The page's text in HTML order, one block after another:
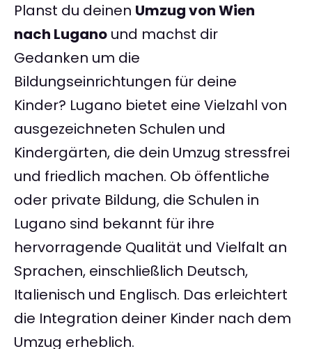
Planst du deinen Umzug von Wien
nach Lugano und machst dir
Gedanken um die
Bildungseinrichtungen für deine
Kinder? Lugano bietet eine Vielzahl von
ausgezeichneten Schulen und
Kindergärten, die dein Umzug stressfrei
und friedlich machen. Ob öffentliche
oder private Bildung, die Schulen in
Lugano sind bekannt für ihre
hervorragende Qualität und Vielfalt an
Sprachen, einschließlich Deutsch,
Italienisch und Englisch. Das erleichtert
die Integration deiner Kinder nach dem
Umzug erheblich.